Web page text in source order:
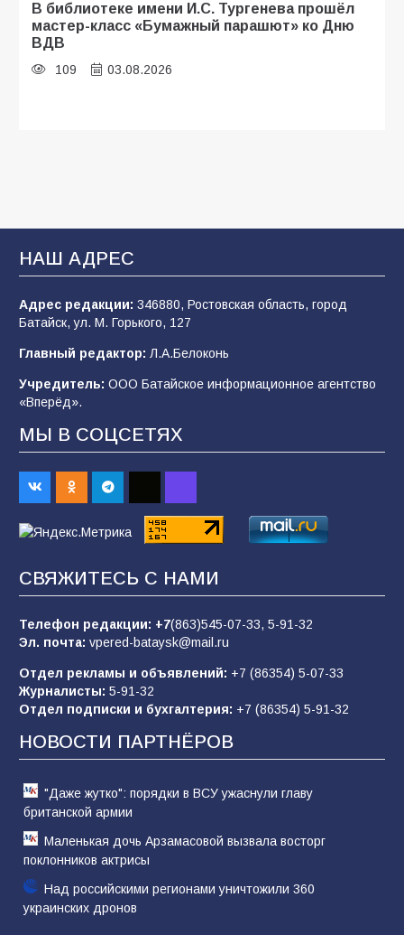
В библиотеке имени И.С. Тургенева прошёл
мастер-класс «Бумажный парашют» ко Дню
ВДВ
109 03.08.2026
В Батайске продолжаются дорожные работы
107 04.08.2026
В детском саду № 35 дети освоили
строительные профессии в ходе
спортивного праздника
90
«Слухами Москву не возьмёшь»: почему
заявления Киева о мобилизации — это
отчаяние, а не разведка
83 02.08.2026
Батайчане вышли в финал Всероссийского
конкурса «Большая перемена»
62 04.08.2026
Командовал боем до последнего: герой
61 05.08.2026
НАШ АДРЕС
Адрес редакции: 346880, Ростовская область, город
Батайск, ул. М. Горького, 127
Главный редактор: Л.А.Белоконь
Учредитель: ООО Батайское информационное агентство
«Вперёд».
МЫ В СОЦСЕТЯХ
СВЯЖИТЕСЬ С НАМИ
Телефон редакции: +7(863)545-07-33, 5-91-32
Эл. почта: vpered-bataysk@mail.ru
Отдел рекламы и объявлений: +7 (86354) 5-07-33
Журналисты: 5-91-32
Отдел подписки и бухгалтерия: +7 (86354) 5-91-32
НОВОСТИ ПАРТНЁРОВ
"Даже жутко": порядки в ВСУ ужаснули главу
британской армии
Маленькая дочь Арзамасовой вызвала восторг
поклонников актрисы
Над российскими регионами уничтожили 360
украинских дронов